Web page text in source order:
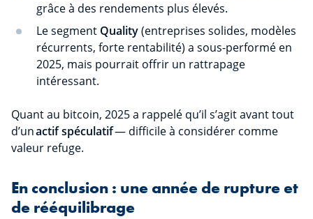
grâce à des rendements plus élevés.
Le segment Quality(entreprises solides, modèles
récurrents, forte rentabilité) a sous-performé en
2025, mais pourrait offrir un rattrapage
intéressant.
Quant au bitcoin, 2025 a rappelé qu’il s’agit avant tout
d’unactif spéculatif— difficile à considérer comme
valeur refuge.
En conclusion : une année de rupture et
de rééquilibrage